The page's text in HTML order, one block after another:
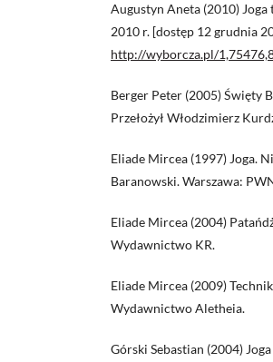
Augustyn Aneta (2010) Joga
2010 r. [dostęp 12 grudnia
http://wyborcza.pl/
Berger Peter (2005) Święty
Przełożył Włodzimierz
Eliade Mircea (1997) Joga.
Baranowski. Warszawa:
Eliade Mircea (2004)
Wydawnictwo KR.
Eliade Mircea (2009)
Wydawnictwo Aletheia.
Górski Sebastian (2004)